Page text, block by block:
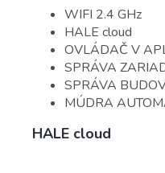
WIFI 2.4 GHz
HALE cloud
OVLÁDAČ V
SPRÁVA
SPRÁVA
MÚDRA
HALE cloud